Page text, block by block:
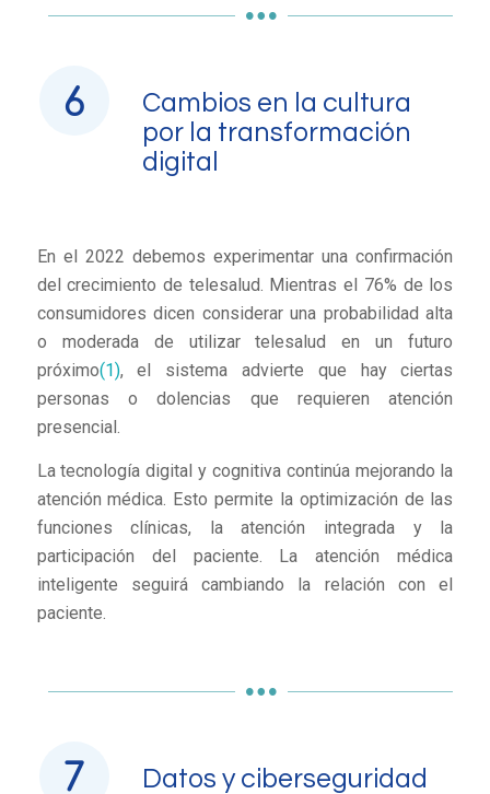
Cambios en la cultura
por la transformación
digital
En el 2022 debemos experimentar una confirmación
del crecimiento de telesalud. Mientras el 76% de los
consumidores dicen considerar una probabilidad alta
o moderada de utilizar telesalud en un futuro
próximo(1), el sistema advierte que hay ciertas
personas o dolencias que requieren atención
presencial.
La tecnología digital y cognitiva continúa mejorando la
atención médica. Esto permite la optimización de las
funciones clínicas, la atención integrada y la
participación del paciente. La atención médica
inteligente seguirá cambiando la relación con el
paciente.
Datos y ciberseguridad